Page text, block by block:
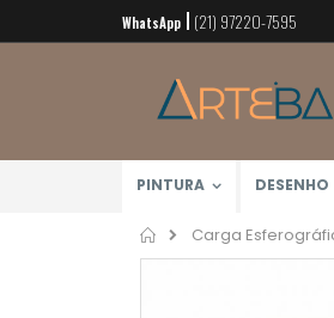
Pular
para
conteúdo
WhatsApp (21) 97220-7595
PINTURA DESENHO
Home
Carga
Pular